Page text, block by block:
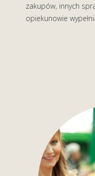
zakupów, innych
opiekunowie